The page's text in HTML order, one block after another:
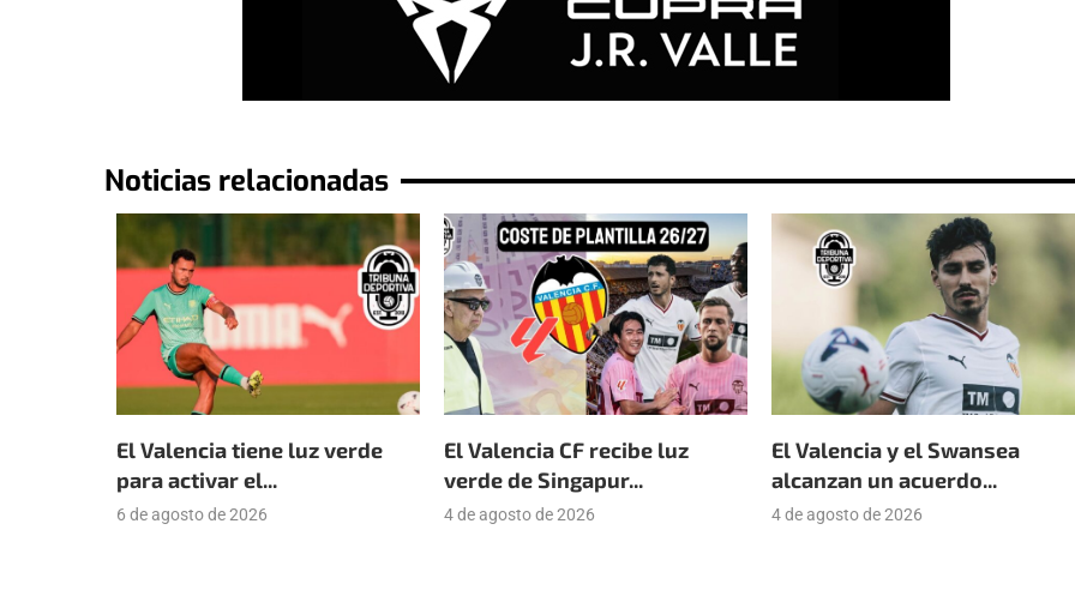
Noticias relacionadas
El Valencia tiene luz verde
para activar el...
6 de agosto de 2026
El Valencia CF recibe luz
verde de Singapur...
4 de agosto de 2026
El Valencia y el Swansea
alcanzan un acuerdo...
4 de agosto de 2026